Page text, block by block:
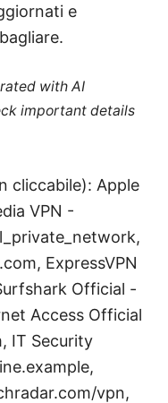
e
with AI
important details
cliccabile): Apple
VPN -
ExpressVPN
Official -
Access Official
IT Security
vpn,